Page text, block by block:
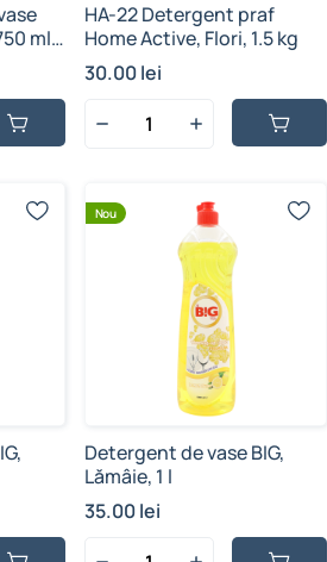
ml
HA-22 Detergent praf
Home Active, Flori, 1.5 kg
30.00 lei
Nou
Detergent de vase BIG,
Lămâie, 1 l
35.00 lei